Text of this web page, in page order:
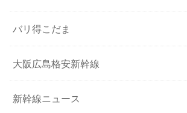
バリ得こだま
大阪広島格安新幹線
新幹線ニュース